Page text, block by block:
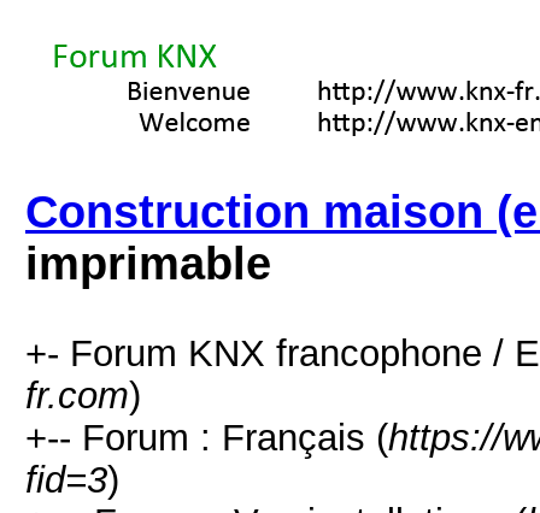
Construction maison
imprimable
+- Forum KNX francophone /
fr.com)
+-- Forum : Français (https://
fid=3)